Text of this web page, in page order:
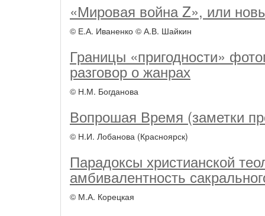
«Мировая война Z», или
© Е.А. Иваненко © А.В. Шайкин
Границы «пригодности»
разговор о жанрах
© Н.М. Богданова
Вопрошая Время (заметки
© Н.И. Лобанова (Красноярск)
Парадоксы христианской
амбивалентность
© М.А. Корецкая